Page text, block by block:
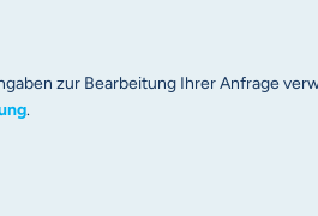
zur Bearbeitung Ihrer Anfrage
.